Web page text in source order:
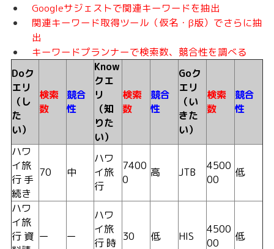
Googleサジェストで関連キーワードを抽出
関連キーワード取得ツール（仮名・β版）でさらに抽
出
キーワードプランナーで検索数、競合性を調べる
Doク
エリ
（し
た
い）
検索
数
競合
性
Know
クエ
リ
（知
りた
い）
検索
数
競合
性
Goク
エリ
（い
きた
い）
検索
数
競合
性
ハワ
イ旅
行 手
続き
70 中
ハワ
イ旅
行
7400
0
高 JTB
4500
00
低
ハワ
イ旅
行 資 ー ー
ハワ
イ旅
行 時 30 低 HIS
4500
00
低